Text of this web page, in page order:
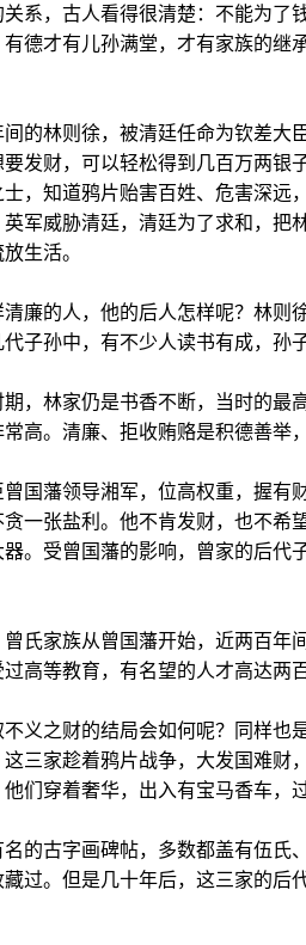
系，古人看得很清楚：不能为了
有德才有儿孙满堂，才有家族的继
间的林则徐，被清廷任命为钦差大
要发财，可以轻松得到几百万两银
，知道鸦片贻害百姓、危害深远
英军威胁清廷，清廷为了求和，把
生活。
廉的人，他的后人怎样呢？林则
子孙中，有不少人读书有成，孙
期，林家仍是书香不断，当时的最
高。清廉、拒收贿赂是积德善举
国藩领导湘军，位高权重，握有
一张盐利。他不肯发财，也不希
器。受曾国藩的影响，曾家的后代
氏家族从曾国藩开始，近两百年
高等教育，有名望的人才高达两
不义之财的结局会如何呢？同样也
这三家趁着鸦片战争，大发国难财
们穿着奢华，出入有宝马香车，
名的古字画碑帖，多数都盖有伍氏
过。但是几十年后，这三家的后